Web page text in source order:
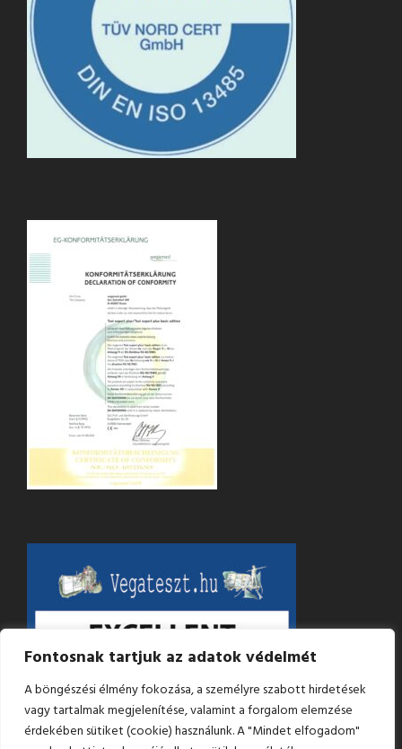
Fontosnak tartjuk az adatok védelmét
A böngészési élmény fokozása, a személyre szabott hirdetések
vagy tartalmak megjelenítése, valamint a forgalom elemzése
érdekében sütiket (cookie) használunk. A "Mindet elfogadom"